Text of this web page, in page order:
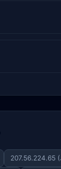
207.56.224.65